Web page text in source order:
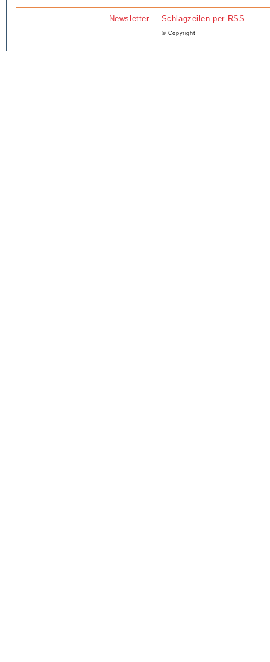
Newsletter Schlagzeilen per RSS
© Copyright